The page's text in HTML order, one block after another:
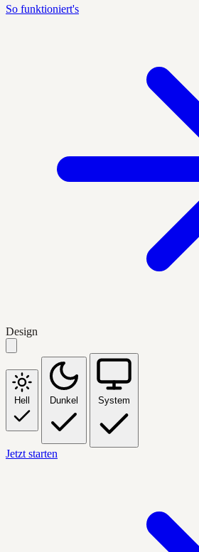
So funktioniert's
Design
Hell Dunkel System
Jetzt starten